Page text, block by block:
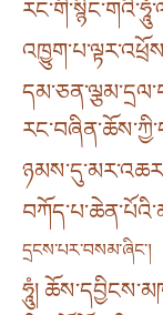
དྲངས་པར་བསམ་ཞིང༌།
ཧཱུཾ།